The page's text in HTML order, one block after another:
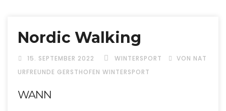
Nordic Walking
15. SEPTEMBER 2022 WINTERSPORT
VON NAT
URFREUNDE GERSTHOFEN WINTERSPORT
WANN